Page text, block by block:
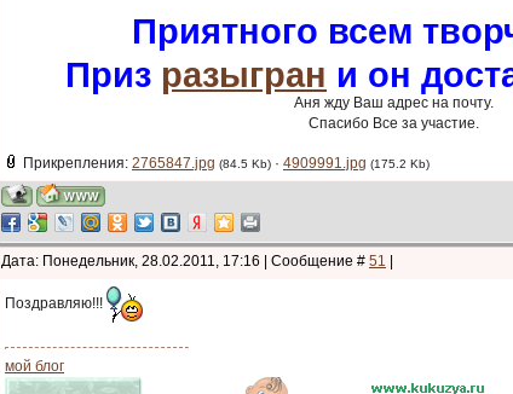
Приятного всем
Приз разыгран и он
Аня жду Ваш адрес на почту.
Спасибо Все за участие.
Прикрепления: 2765847.jpg (84.5 Kb) · 4909991.jpg (175.2 Kb)
Дата: Понедельник, 28.02.2011, 17:16 | Сообщение # 51
Поздравляю!!!
мой блог